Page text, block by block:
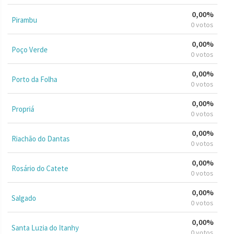
Pirambu
0,00%
0 votos
Poço Verde
0,00%
0 votos
Porto da Folha
0,00%
0 votos
Propriá
0,00%
0 votos
Riachão do Dantas
0,00%
0 votos
Rosário do Catete
0,00%
0 votos
Salgado
0,00%
0 votos
Santa Luzia do Itanhy
0,00%